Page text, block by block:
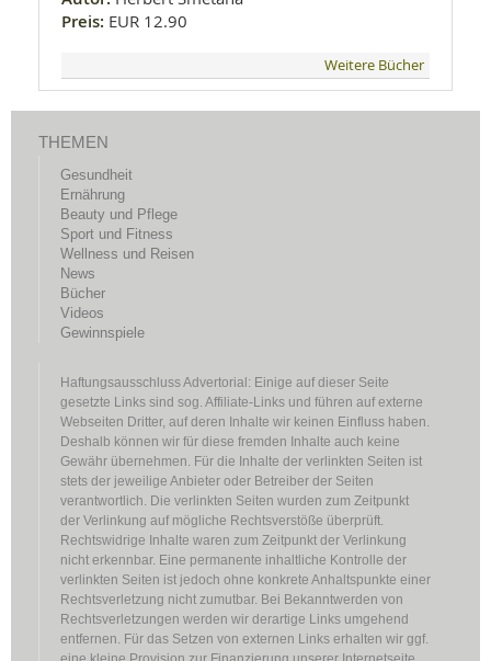
Preis: EUR 12.90
Weitere Bücher
THEMEN
Gesundheit
Ernährung
Beauty und Pflege
Sport und Fitness
Wellness und Reisen
News
Bücher
Videos
Gewinnspiele
Haftungsausschluss Advertorial: Einige auf dieser Seite
gesetzte Links sind sog. Affiliate-Links und führen auf externe
Webseiten Dritter, auf deren Inhalte wir keinen Einfluss haben.
Deshalb können wir für diese fremden Inhalte auch keine
Gewähr übernehmen. Für die Inhalte der verlinkten Seiten ist
stets der jeweilige Anbieter oder Betreiber der Seiten
verantwortlich. Die verlinkten Seiten wurden zum Zeitpunkt
der Verlinkung auf mögliche Rechtsverstöße überprüft.
Rechtswidrige Inhalte waren zum Zeitpunkt der Verlinkung
nicht erkennbar. Eine permanente inhaltliche Kontrolle der
verlinkten Seiten ist jedoch ohne konkrete Anhaltspunkte einer
Rechtsverletzung nicht zumutbar. Bei Bekanntwerden von
Rechtsverletzungen werden wir derartige Links umgehend
entfernen. Für das Setzen von externen Links erhalten wir ggf.